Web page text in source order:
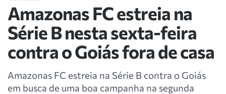
Amazonas FC estreia na
Série B nesta sexta-feira
contra o Goiás fora de casa
Amazonas FC estreia na Série B contra o Goiás
em busca de uma boa campanha na segunda